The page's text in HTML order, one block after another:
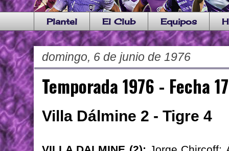
Plantel El Club Equipos
domingo, 6 de junio de 1976
Temporada 1976 - Fecha 17
Villa Dálmine 2 - Tigre 4